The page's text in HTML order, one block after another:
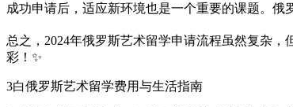
成功申请后，适应新环境也是一个重要的课题。
总之，2024年俄罗斯艺术留学申请流程虽然复杂
彩！✨
3白俄罗斯艺术留学费用与生活指南